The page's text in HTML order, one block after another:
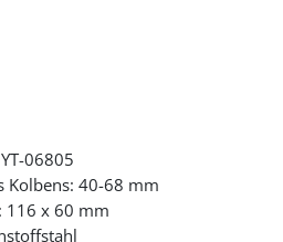
06805
Kolbens: 40-68 mm
116 x 60 mm